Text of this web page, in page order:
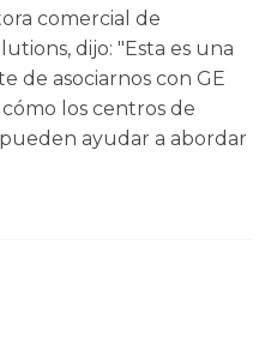
comercial de
dijo: "Esta es una
de asociarnos con GE
los centros de
ayudar a abordar